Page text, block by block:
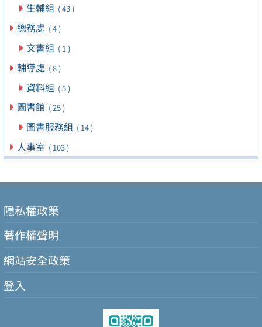
生輔組 ( 43 )
總務處 ( 4 )
文書組 ( 1 )
輔導處 ( 8 )
資料組 ( 5 )
圖書館 ( 25 )
圖書服務組 ( 14 )
人事室 ( 103 )
隱私權政策
著作權聲明
網站安全政策
登入